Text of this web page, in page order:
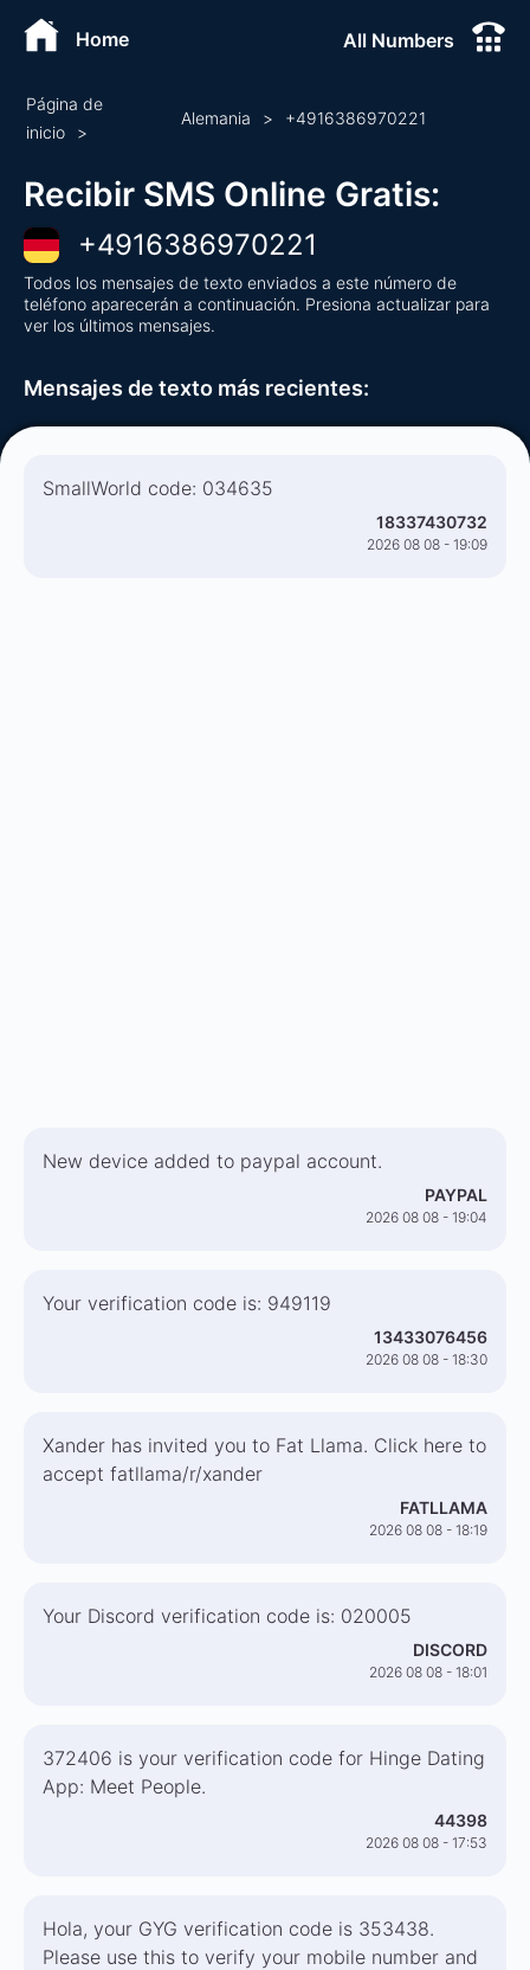
Home All Numbers
Página de
inicio
>
Alemania > +4916386970221
Recibir SMS Online Gratis:
+4916386970221
Todos los mensajes de texto enviados a este número de
teléfono aparecerán a continuación. Presiona actualizar para
ver los últimos mensajes.
Mensajes de texto más recientes:
SmallWorld code: 034635
18337430732
2026 08 08 - 19:09
New device added to paypal account.
PAYPAL
2026 08 08 - 19:04
Your verification code is: 949119
13433076456
2026 08 08 - 18:30
Xander has invited you to Fat Llama. Click here to
accept fatllama/r/xander
FATLLAMA
2026 08 08 - 18:19
Your Discord verification code is: 020005
DISCORD
2026 08 08 - 18:01
372406 is your verification code for Hinge Dating
App: Meet People.
44398
2026 08 08 - 17:53
Hola, your GYG verification code is 353438.
Please use this to verify your mobile number and